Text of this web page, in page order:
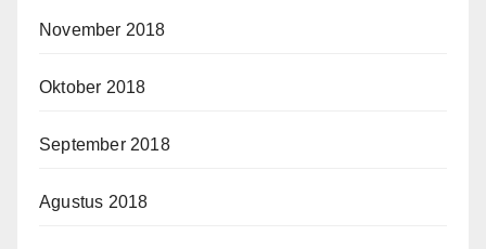
November 2018
Oktober 2018
September 2018
Agustus 2018